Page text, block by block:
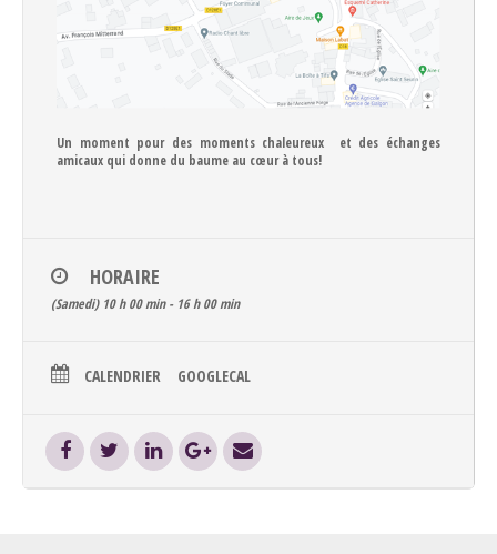
Un moment pour des moments chaleureux et des échanges
amicaux qui donne du baume au cœur à tous!
HORAIRE
(Samedi) 10 h 00 min - 16 h 00 min
CALENDRIER GOOGLECAL